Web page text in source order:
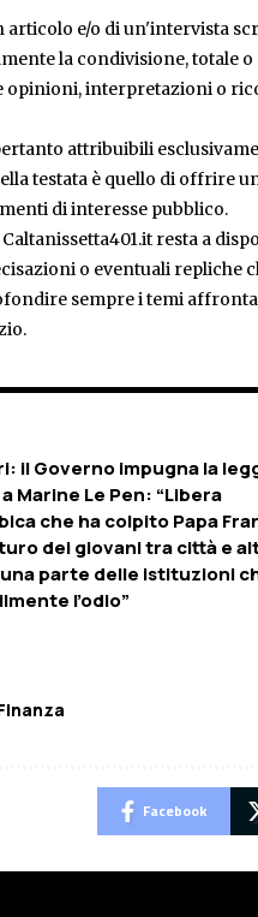
articolo e/o di un'intervista
la condivisione, totale
opinioni, interpretazioni o
attribuibili
testata è quello di offrire
di interesse pubblico.
resta a
o eventuali repliche
sempre i temi
il Governo impugna la
Marine Le Pen: “Libera
che ha colpito Papa
dei giovani tra città e
una parte delle istituzioni
l’odio”
Facebook